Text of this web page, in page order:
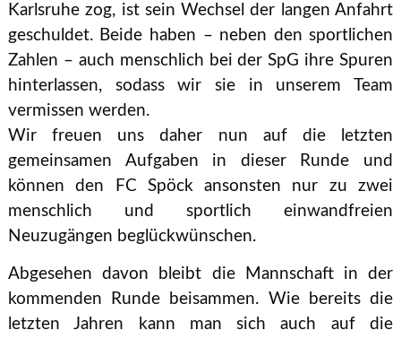
Karlsruhe zog, ist sein Wechsel der langen Anfahrt
geschuldet. Beide haben – neben den sportlichen
Zahlen – auch menschlich bei der SpG ihre Spuren
hinterlassen, sodass wir sie in unserem Team
vermissen werden.
Wir freuen uns daher nun auf die letzten
gemeinsamen Aufgaben in dieser Runde und
können den FC Spöck ansonsten nur zu zwei
menschlich und sportlich einwandfreien
Neuzugängen beglückwünschen.
Abgesehen davon bleibt die Mannschaft in der
kommenden Runde beisammen. Wie bereits die
letzten Jahren kann man sich auch auf die